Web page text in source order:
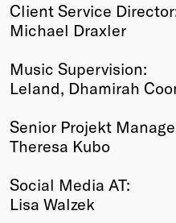
Client Service
Michael Draxler
Music Supervision:
Leland, Dhamirah
Senior Projekt
Theresa Kubo
Social Media AT:
Lisa Walzek